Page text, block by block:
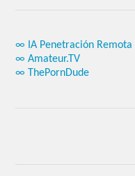
∞ IA Penetración Remota
∞ Amateur.TV
∞ ThePornDude